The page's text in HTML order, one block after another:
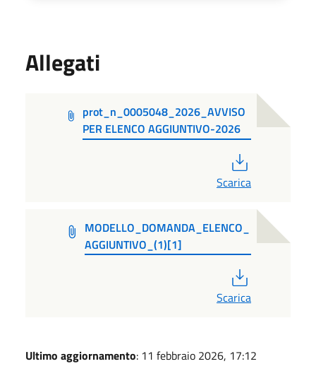
Allegati
prot_n_0005048_2026_AVVISO
PER ELENCO AGGIUNTIVO-2026
Scarica
MODELLO_DOMANDA_ELENCO_
AGGIUNTIVO_(1)[1]
Scarica
Ultimo aggiornamento: 11 febbraio 2026, 17:12